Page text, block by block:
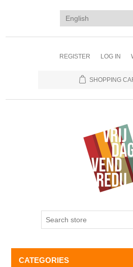
REGISTER LOG IN
SHOPPING
CATEGORIES